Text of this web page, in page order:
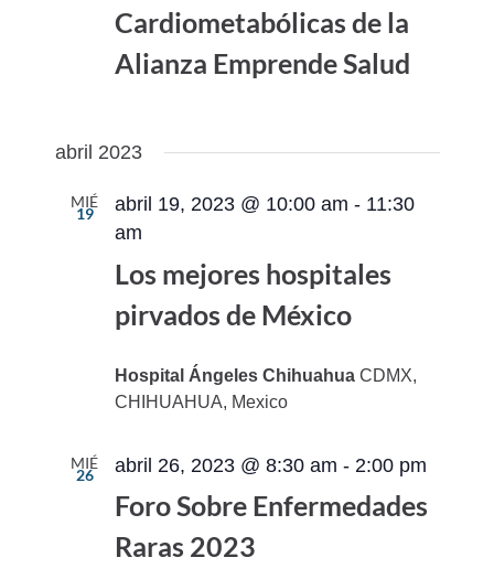
Cardiometabólicas de la
Alianza Emprende Salud
abril 2023
MIÉ
19 abril 19, 2023 @ 10:00 am - 11:30
am
Los mejores hospitales
pirvados de México
Hospital Ángeles Chihuahua CDMX,
CHIHUAHUA, Mexico
MIÉ
26 abril 26, 2023 @ 8:30 am - 2:00 pm
Foro Sobre Enfermedades
Raras 2023